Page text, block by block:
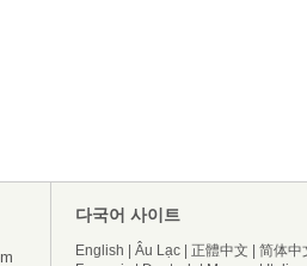
다국어 사이트
English | Âu Lạc | 正體中文 | 简体中